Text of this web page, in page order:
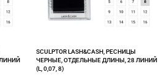
SCULPTOR LASH&CASH, РЕСНИЦЫ
ЧЕРНЫЕ, ОТДЕЛЬНЫЕ ДЛИНЫ, 28 ЛИНИЙ
(L, 0,07, 8)